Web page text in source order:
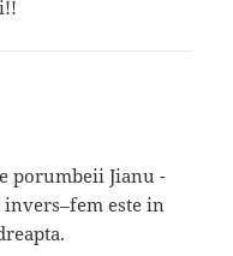
porumbeii Jianu -
invers–fem este in